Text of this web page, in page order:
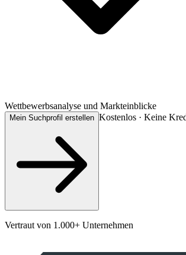
Wettbewerbsanalyse und Markteinblicke
Mein Suchprofil erstellen Kostenlos · Keine
Vertraut von 1.000+ Unternehmen